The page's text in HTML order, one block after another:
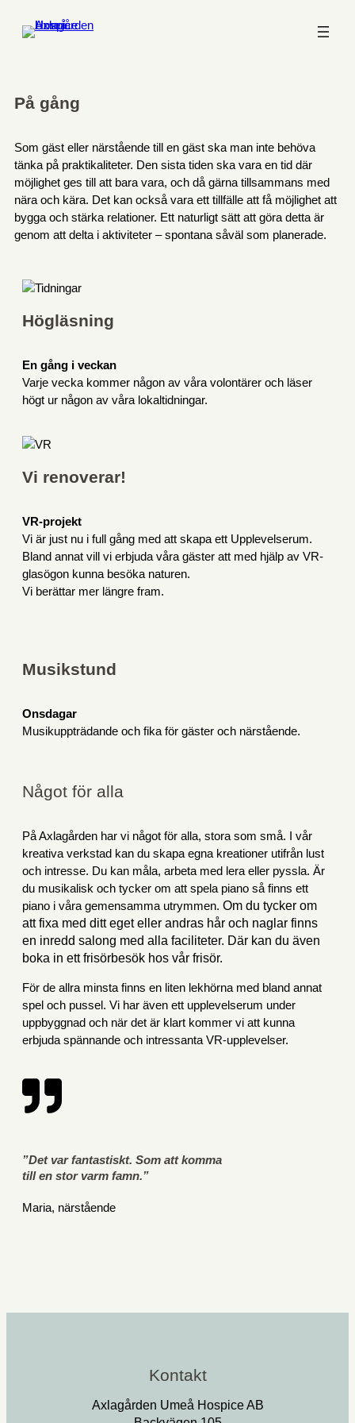
På gång
Som gäst eller närstående till en gäst ska man inte behöva
tänka på praktikaliteter. Den sista tiden ska vara en tid där
möjlighet ges till att bara vara, och då gärna tillsammans med
nära och kära. Det kan också vara ett tillfälle att få möjlighet att
bygga och stärka relationer. Ett naturligt sätt att göra detta är
genom att delta i aktiviteter – spontana såväl som planerade.
Högläsning
En gång i veckan
Varje vecka kommer någon av våra volontärer och läser
högt ur någon av våra lokaltidningar.
Vi renoverar!
VR-projekt
Vi är just nu i full gång med att skapa ett Upplevelserum.
Bland annat vill vi erbjuda våra gäster att med hjälp av VR-
glasögon kunna besöka naturen.
Vi berättar mer längre fram.
Musikstund
Onsdagar
Musikuppträdande och fika för gäster och närstående.
Något för alla
På Axlagården har vi något för alla, stora som små. I vår
kreativa verkstad kan du skapa egna kreationer utifrån lust
och intresse. Du kan måla, arbeta med lera eller pyssla. Är
du musikalisk och tycker om att spela piano så finns ett
piano i våra gemensamma utrymmen. Om du tycker om
att fixa med ditt eget eller andras hår och naglar finns
en inredd salong med alla faciliteter. Där kan du även
boka in ett frisörbesök hos vår frisör.
För de allra minsta finns en liten lekhörna med bland annat
spel och pussel. Vi har även ett upplevelserum under
uppbyggnad och när det är klart kommer vi att kunna
erbjuda spännande och intressanta VR-upplevelser.
”Det var fantastiskt. Som att komma
till en stor varm famn.”
Maria, närstående
Kontakt
Axlagården Umeå Hospice AB